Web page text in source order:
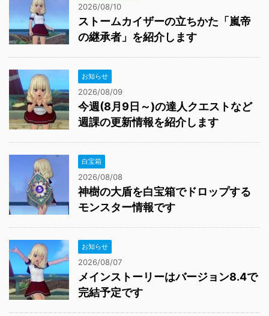
2026/08/10
ストームカイザーの立ちかた「嵐帝
の継承者」を紹介します
お知らせ
2026/08/09
今週(8月9日～)の達人クエストなど
週課の更新情報を紹介します
白宝箱
2026/08/08
神樹の大盾を白宝箱でドロップする
モンスター情報です
お知らせ
2026/08/07
メインストーリーはバージョン8.4で
完結予定です